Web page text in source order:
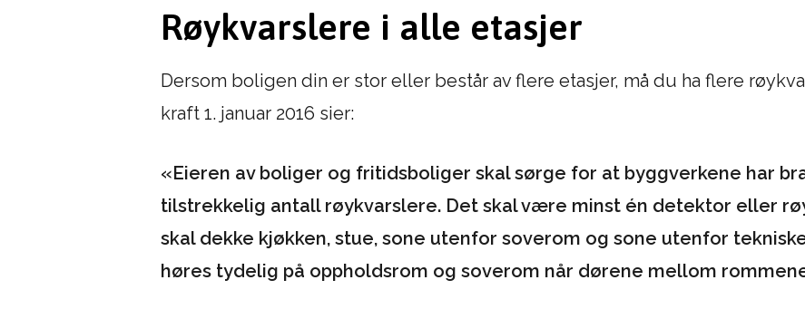
Røykvarslere i alle etasjer
Dersom boligen din er stor eller består av flere etasjer, må du ha flere
kraft 1. januar 2016 sier:
«Eieren av boliger og fritidsboliger skal sørge for at byggverkene har
tilstrekkelig antall røykvarslere. Det skal være minst én detektor eller
skal dekke kjøkken, stue, sone utenfor soverom og sone utenfor
høres tydelig på oppholdsrom og soverom når dørene mellom